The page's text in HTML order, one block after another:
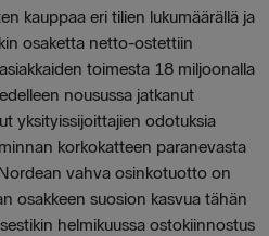
kauppaa eri tilien lukumäärällä ja
osaketta netto-ostettiin
toimesta 18 miljoonalla
nousussa jatkanut
yksityissijoittajien odotuksia
korkokatteen paranevasta
vahva osinkotuotto on
osakkeen suosion kasvua tähän
helmikuussa ostokiinnostus